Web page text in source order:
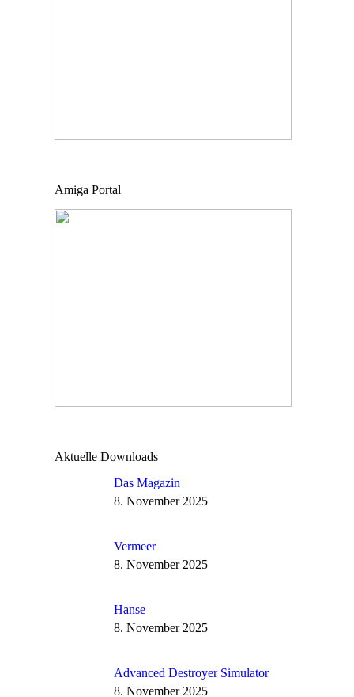
Amiga Portal
Aktuelle Downloads
Das Magazin
8. November 2025
Vermeer
8. November 2025
Hanse
8. November 2025
Advanced Destroyer Simulator
8. November 2025